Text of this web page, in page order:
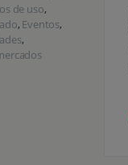
de uso,
, Eventos,
,